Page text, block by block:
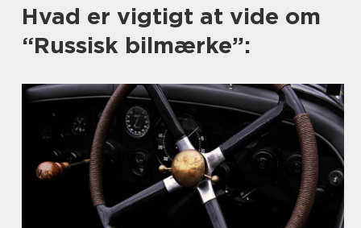
Hvad er vigtigt at vide om
“Russisk bilmærke”: